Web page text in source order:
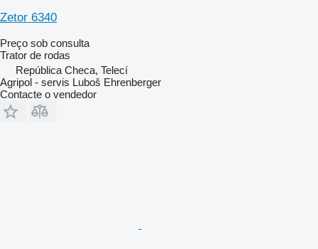
Zetor 6340
Preço sob consulta
Trator de rodas
República Checa, Telecí
Agripol - servis Luboš Ehrenberger
Contacte o vendedor